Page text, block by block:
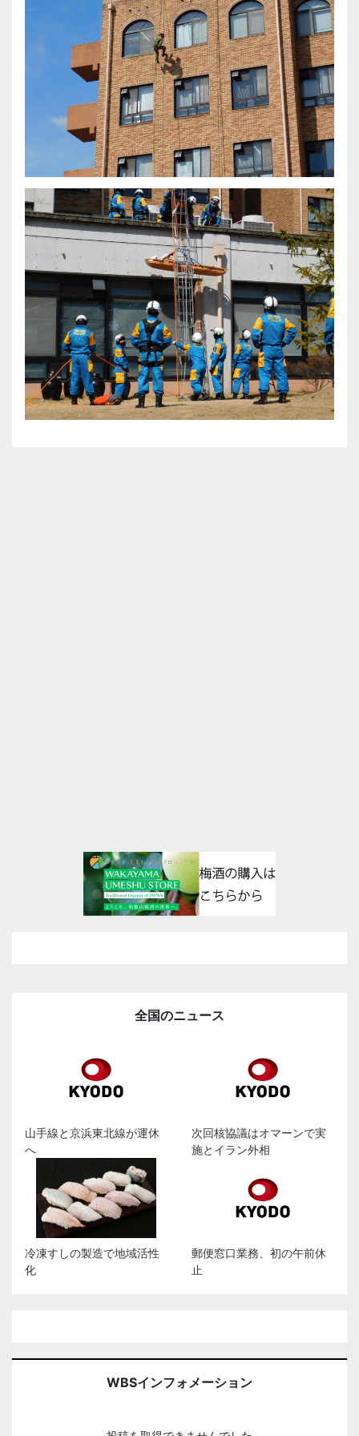
全国のニュース
山手線と京浜東北線が運休
へ
次回核協議はオマーンで実
施とイラン外相
冷凍すしの製造で地域活性
化
郵便窓口業務、初の午前休
止
WBSインフォメーション